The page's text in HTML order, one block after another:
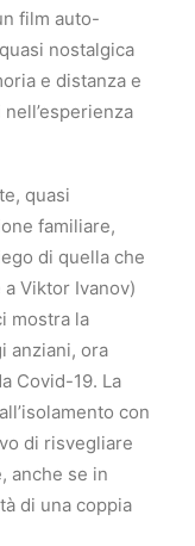
film auto-
nostalgica
e distanza e
quasi
familiare,
di quella che
Viktor Ivanov)
mostra la
anziani, ora
Covid-19. La
con
di risvegliare
anche se in
di una coppia